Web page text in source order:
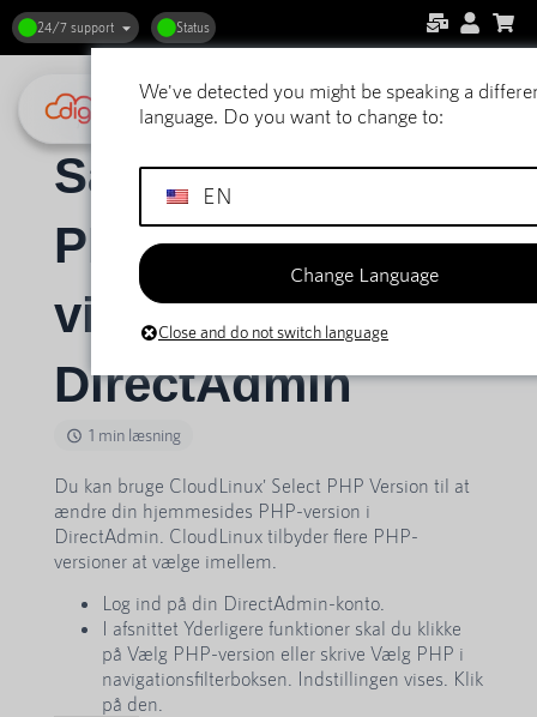
24/7 support Status
Hjem Støtte DirectAdmin webhosting
Generelt
Sådan ændrer du PHP-versionen via PHP Selector i DirectAdmin
Sådan ændrer du
PHP-versionen
via PHP Selector i
DirectAdmin
1 min læsning
Du kan bruge CloudLinux' Select PHP Version til at
ændre din hjemmesides PHP-version i
DirectAdmin. CloudLinux tilbyder flere PHP-
versioner at vælge imellem.
Log ind på din DirectAdmin-konto.
I afsnittet Yderligere funktioner skal du klikke
på Vælg PHP-version eller skrive Vælg PHP i
navigationsfilterboksen. Indstillingen vises. Klik
på den.
We've detected you might be speaking a
language. Do you want to change to:
EN
Change Language
Close and do not switch language